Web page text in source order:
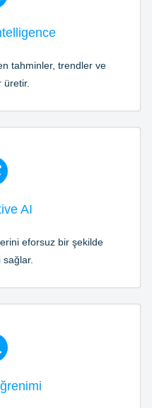
tahminler, trendler ve
üretir.
AI
eforsuz bir şekilde